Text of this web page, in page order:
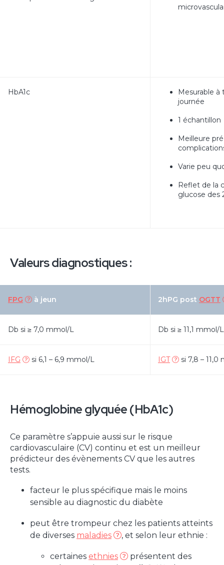
HbA1c
Mesurable
journée
1 échantillon
Meilleure
Varie peu
Reflet de la
glucose des
Valeurs diagnostiques :
FPG à jeun 2hPG post OGTT
Db si ≥ 7,0 mmol/L Db si ≥ 11,1 mmol/L
IFG si 6,1 – 6,9 mmol/L IGT si 7,8 – 11,0
Hémoglobine glyquée (HbA1c)
Ce paramètre s’appuie aussi sur le risque
cardiovasculaire (CV) continu et est un meilleur
prédicteur des évènements CV que les autres
tests.
facteur le plus spécifique mais le moins
sensible au diagnostic du diabète
peut être trompeur chez les patients atteints
de diverses maladies , et selon leur ethnie :
certaines ethnies
présentent des